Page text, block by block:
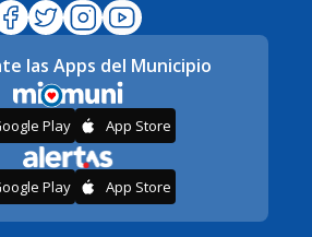
las Apps del Municipio
Play App Store
Play App Store